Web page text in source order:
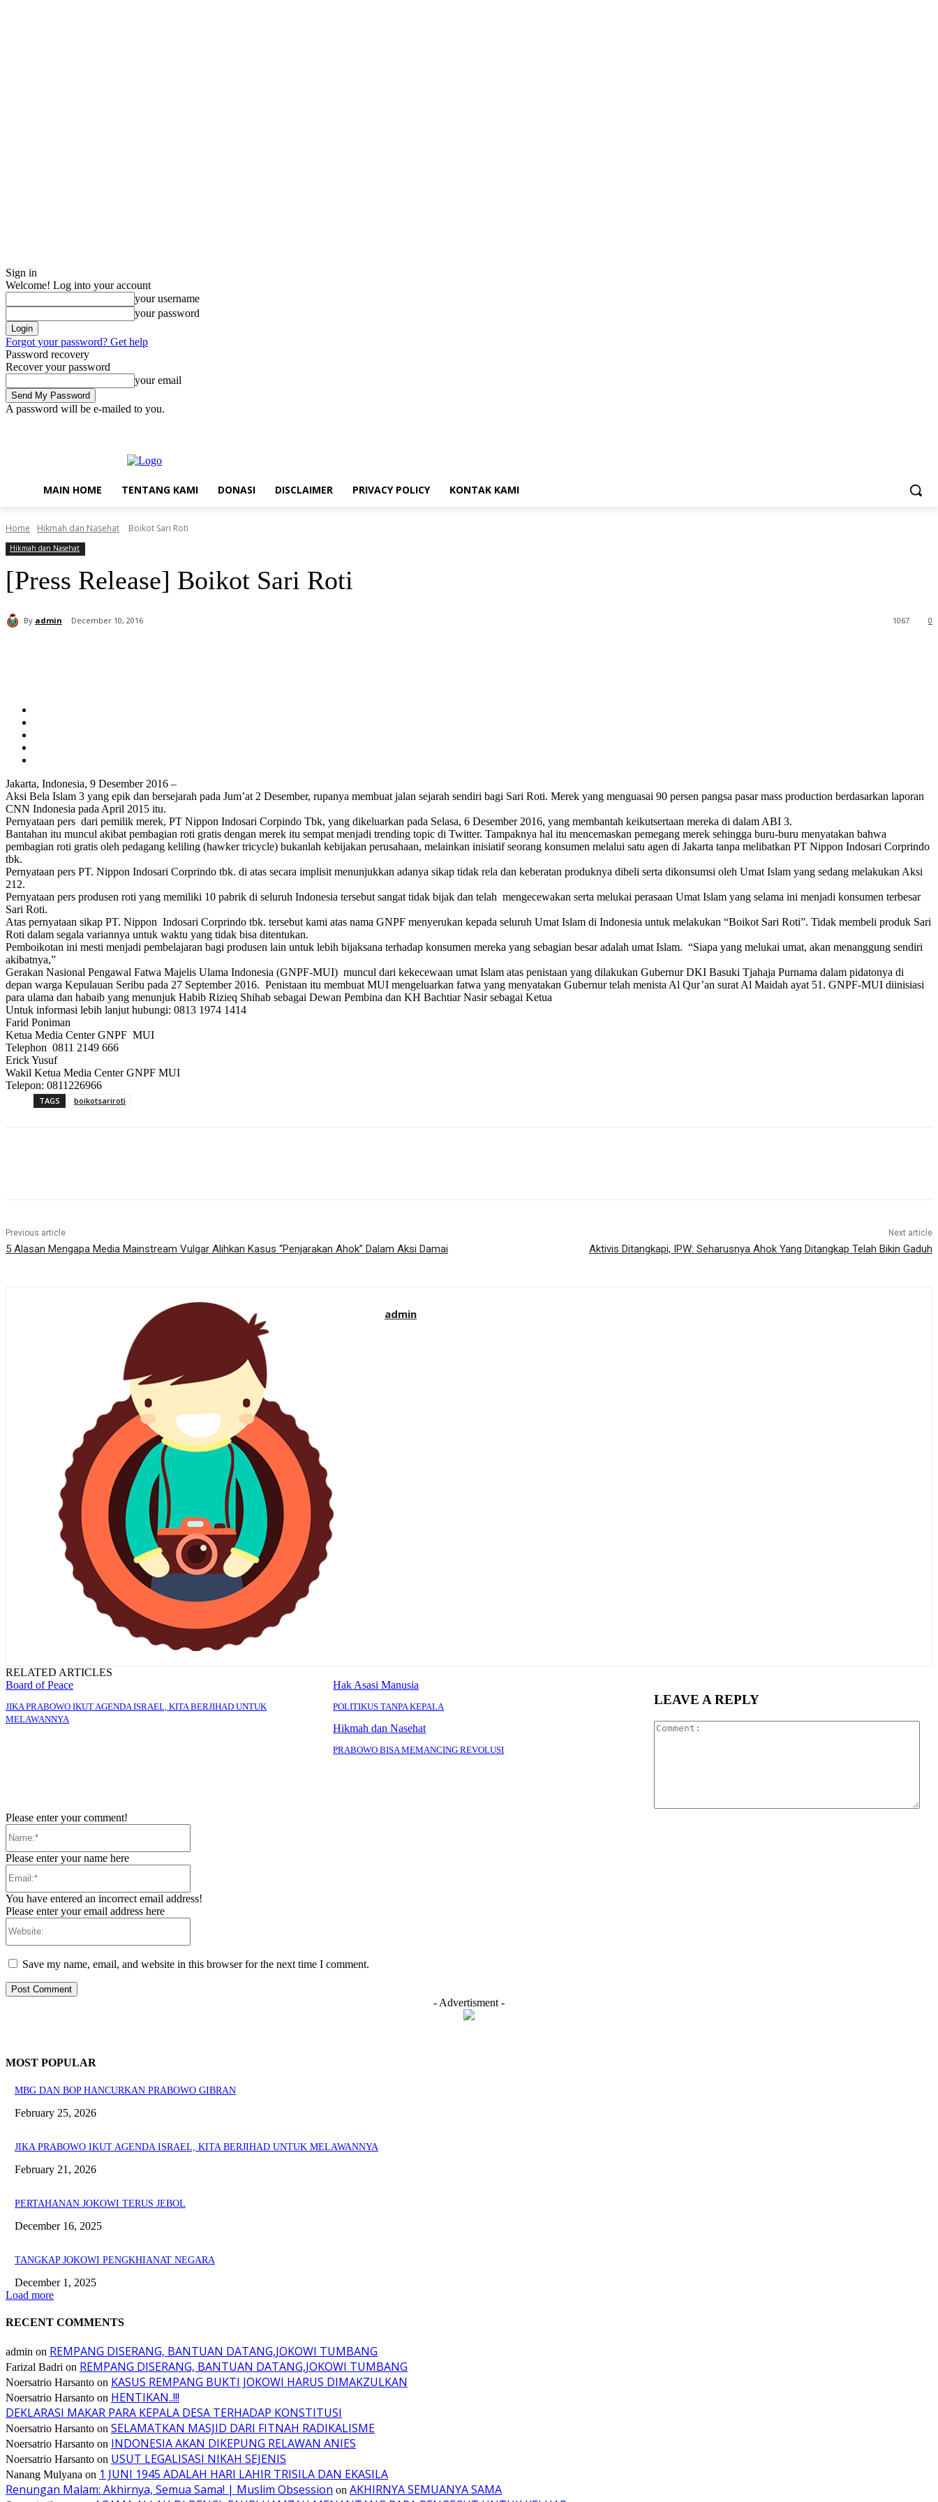
Sign in
Welcome! Log into your account
your username
your password
Forgot your password? Get help
Password recovery
Recover your password
your email
A password will be e-mailed to you.
MAIN HOME TENTANG KAMI DONASI DISCLAIMER PRIVACY POLICY KONTAK KAMI
Home Hikmah dan Nasehat Boikot Sari Roti
Hikmah dan Nasehat
[Press Release] Boikot Sari Roti
By admin December 10, 2016 0
1067
Jakarta, Indonesia, 9 Desember 2016 –
Aksi Bela Islam 3 yang epik dan bersejarah pada Jum’at 2 Desember, rupanya membuat jalan sejarah sendiri bagi Sari Roti. Merek yang menguasai 90 persen pangsa pasar mass production berdasarkan laporan
CNN Indonesia pada April 2015 itu.
Pernyataan pers dari pemilik merek, PT Nippon Indosari Corpindo Tbk, yang dikeluarkan pada Selasa, 6 Desember 2016, yang membantah keikutsertaan mereka di dalam ABI 3.
Bantahan itu muncul akibat pembagian roti gratis dengan merek itu sempat menjadi trending topic di Twitter. Tampaknya hal itu mencemaskan pemegang merek sehingga buru-buru menyatakan bahwa
pembagian roti gratis oleh pedagang keliling (hawker tricycle) bukanlah kebijakan perusahaan, melainkan inisiatif seorang konsumen melalui satu agen di Jakarta tanpa melibatkan PT Nippon Indosari Corprindo
tbk.
Pernyataan pers PT. Nippon Indosari Corprindo tbk. di atas secara implisit menunjukkan adanya sikap tidak rela dan keberatan produknya dibeli serta dikonsumsi oleh Umat Islam yang sedang melakukan Aksi
212.
Pernyataan pers produsen roti yang memiliki 10 pabrik di seluruh Indonesia tersebut sangat tidak bijak dan telah mengecewakan serta melukai perasaan Umat Islam yang selama ini menjadi konsumen terbesar
Sari Roti.
Atas pernyataan sikap PT. Nippon Indosari Corprindo tbk. tersebut kami atas nama GNPF menyerukan kepada seluruh Umat Islam di Indonesia untuk melakukan “Boikot Sari Roti”. Tidak membeli produk Sari
Roti dalam segala variannya untuk waktu yang tidak bisa ditentukan.
Pemboikotan ini mesti menjadi pembelajaran bagi produsen lain untuk lebih bijaksana terhadap konsumen mereka yang sebagian besar adalah umat Islam. “Siapa yang melukai umat, akan menanggung sendiri
akibatnya,”
Gerakan Nasional Pengawal Fatwa Majelis Ulama Indonesia (GNPF-MUI) muncul dari kekecewaan umat Islam atas penistaan yang dilakukan Gubernur DKI Basuki Tjahaja Purnama dalam pidatonya di
depan warga Kepulauan Seribu pada 27 September 2016. Penistaan itu membuat MUI mengeluarkan fatwa yang menyatakan Gubernur telah menista Al Qur’an surat Al Maidah ayat 51. GNPF-MUI diinisiasi
para ulama dan habaib yang menunjuk Habib Rizieq Shihab sebagai Dewan Pembina dan KH Bachtiar Nasir sebagai Ketua
Untuk informasi lebih lanjut hubungi: 0813 1974 1414
Farid Poniman
Ketua Media Center GNPF MUI
Telephon 0811 2149 666
Erick Yusuf
Wakil Ketua Media Center GNPF MUI
Telepon: 0811226966
TAGS boikotsariroti
Previous article
5 Alasan Mengapa Media Mainstream Vulgar Alihkan Kasus “Penjarakan Ahok” Dalam Aksi Damai
Next article
Aktivis Ditangkapi, IPW: Seharusnya Ahok Yang Ditangkap Telah Bikin Gaduh
admin
RELATED ARTICLES
Board of Peace
JIKA PRABOWO IKUT AGENDA ISRAEL, KITA BERJIHAD UNTUK
MELAWANNYA
Hak Asasi Manusia
POLITIKUS TANPA KEPALA
Hikmah dan Nasehat
PRABOWO BISA MEMANCING REVOLUSI
LEAVE A REPLY
Please enter your comment!
Please enter your name here
You have entered an incorrect email address!
Please enter your email address here
Save my name, email, and website in this browser for the next time I comment.
- Advertisment -
MOST POPULAR
MBG DAN BOP HANCURKAN PRABOWO GIBRAN
February 25, 2026
JIKA PRABOWO IKUT AGENDA ISRAEL, KITA BERJIHAD UNTUK MELAWANNYA
February 21, 2026
PERTAHANAN JOKOWI TERUS JEBOL
December 16, 2025
TANGKAP JOKOWI PENGKHIANAT NEGARA
December 1, 2025
Load more
RECENT COMMENTS
admin on REMPANG DISERANG, BANTUAN DATANG,JOKOWI TUMBANG
Farizal Badri on REMPANG DISERANG, BANTUAN DATANG,JOKOWI TUMBANG
Noersatrio Harsanto on KASUS REMPANG BUKTI JOKOWI HARUS DIMAKZULKAN
Noersatrio Harsanto on HENTIKAN..!!!
DEKLARASI MAKAR PARA KEPALA DESA TERHADAP KONSTITUSI
Noersatrio Harsanto on SELAMATKAN MASJID DARI FITNAH RADIKALISME
Noersatrio Harsanto on INDONESIA AKAN DIKEPUNG RELAWAN ANIES
Noersatrio Harsanto on USUT LEGALISASI NIKAH SEJENIS
Nanang Mulyana on 1 JUNI 1945 ADALAH HARI LAHIR TRISILA DAN EKASILA
Renungan Malam: Akhirnya, Semua Sama! | Muslim Obsession on AKHIRNYA SEMUANYA SAMA